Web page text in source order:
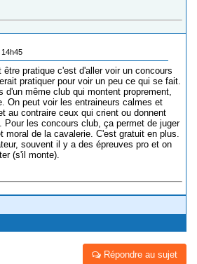
14h45
être pratique c'est d'aller voir un concours
pratiquer pour voir un peu ce qui se fait.
d'un même club qui montent proprement,
On peut voir les entraineurs calmes et
au contraire ceux qui crient ou donnent
les concours club, ça permet de juger
moral de la cavalerie. C'est gratuit en plus.
souvent il y a des épreuves pro et on
(s'il monte).
Répondre au sujet